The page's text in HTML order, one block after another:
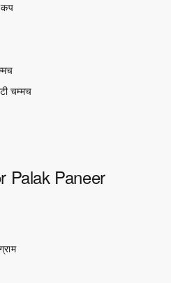
कप
चम्मच
Palak Paneer